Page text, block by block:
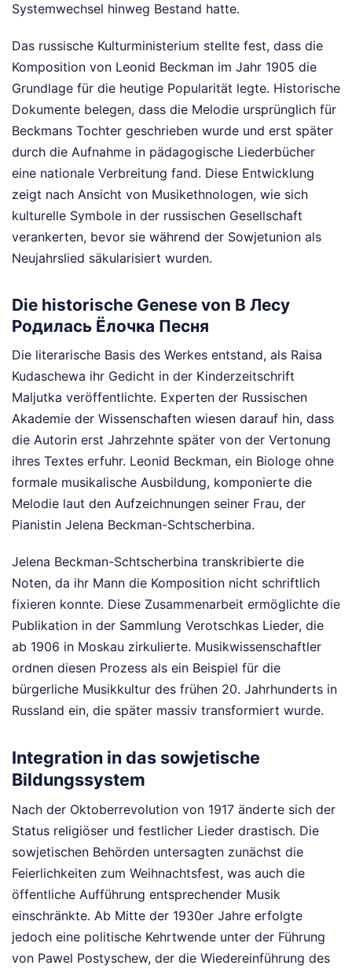
Systemwechsel hinweg Bestand hatte.
Das russische Kulturministerium stellte fest, dass die
Komposition von Leonid Beckman im Jahr 1905 die
Grundlage für die heutige Popularität legte. Historische
Dokumente belegen, dass die Melodie ursprünglich für
Beckmans Tochter geschrieben wurde und erst später
durch die Aufnahme in pädagogische Liederbücher
eine nationale Verbreitung fand. Diese Entwicklung
zeigt nach Ansicht von Musikethnologen, wie sich
kulturelle Symbole in der russischen Gesellschaft
verankerten, bevor sie während der Sowjetunion als
Neujahrslied säkularisiert wurden.
Die historische Genese von В Лесу
Родилась Ёлочка Песня
Die literarische Basis des Werkes entstand, als Raisa
Kudaschewa ihr Gedicht in der Kinderzeitschrift
Maljutka veröffentlichte. Experten der Russischen
Akademie der Wissenschaften wiesen darauf hin, dass
die Autorin erst Jahrzehnte später von der Vertonung
ihres Textes erfuhr. Leonid Beckman, ein Biologe ohne
formale musikalische Ausbildung, komponierte die
Melodie laut den Aufzeichnungen seiner Frau, der
Pianistin Jelena Beckman-Schtscherbina.
Jelena Beckman-Schtscherbina transkribierte die
Noten, da ihr Mann die Komposition nicht schriftlich
fixieren konnte. Diese Zusammenarbeit ermöglichte die
Publikation in der Sammlung Verotschkas Lieder, die
ab 1906 in Moskau zirkulierte. Musikwissenschaftler
ordnen diesen Prozess als ein Beispiel für die
bürgerliche Musikkultur des frühen 20. Jahrhunderts in
Russland ein, die später massiv transformiert wurde.
Integration in das sowjetische
Bildungssystem
Nach der Oktoberrevolution von 1917 änderte sich der
Status religiöser und festlicher Lieder drastisch. Die
sowjetischen Behörden untersagten zunächst die
Feierlichkeiten zum Weihnachtsfest, was auch die
öffentliche Aufführung entsprechender Musik
einschränkte. Ab Mitte der 1930er Jahre erfolgte
jedoch eine politische Kehrtwende unter der Führung
von Pawel Postyschew, der die Wiedereinführung des